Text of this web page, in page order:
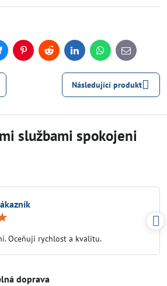
PinterestReddit LinkedInWhatsApp
E-
mail
Následující produkt
službami spokojeni
5
Oceňuji rychlost a kvalitu.
doprava